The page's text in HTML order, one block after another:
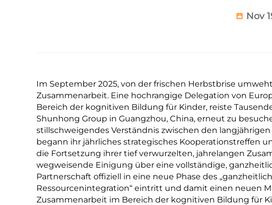
Nov
Im September 2025, von der frischen Herbstbrise
Zusammenarbeit. Eine hochrangige Delegation von
Bereich der kognitiven Bildung für Kinder, reiste
Shunhong Group in Guangzhou, China, erneut zu
stillschweigendes Verständnis zwischen den
begann ihr jährliches strategisches Kooperationstreffen
die Fortsetzung ihrer tief verwurzelten, jahrelangen
wegweisende Einigung über eine vollständige,
Partnerschaft offiziell in eine neue Phase des
Ressourcenintegration“ eintritt und damit einen neuen
Zusammenarbeit im Bereich der kognitiven Bildung für